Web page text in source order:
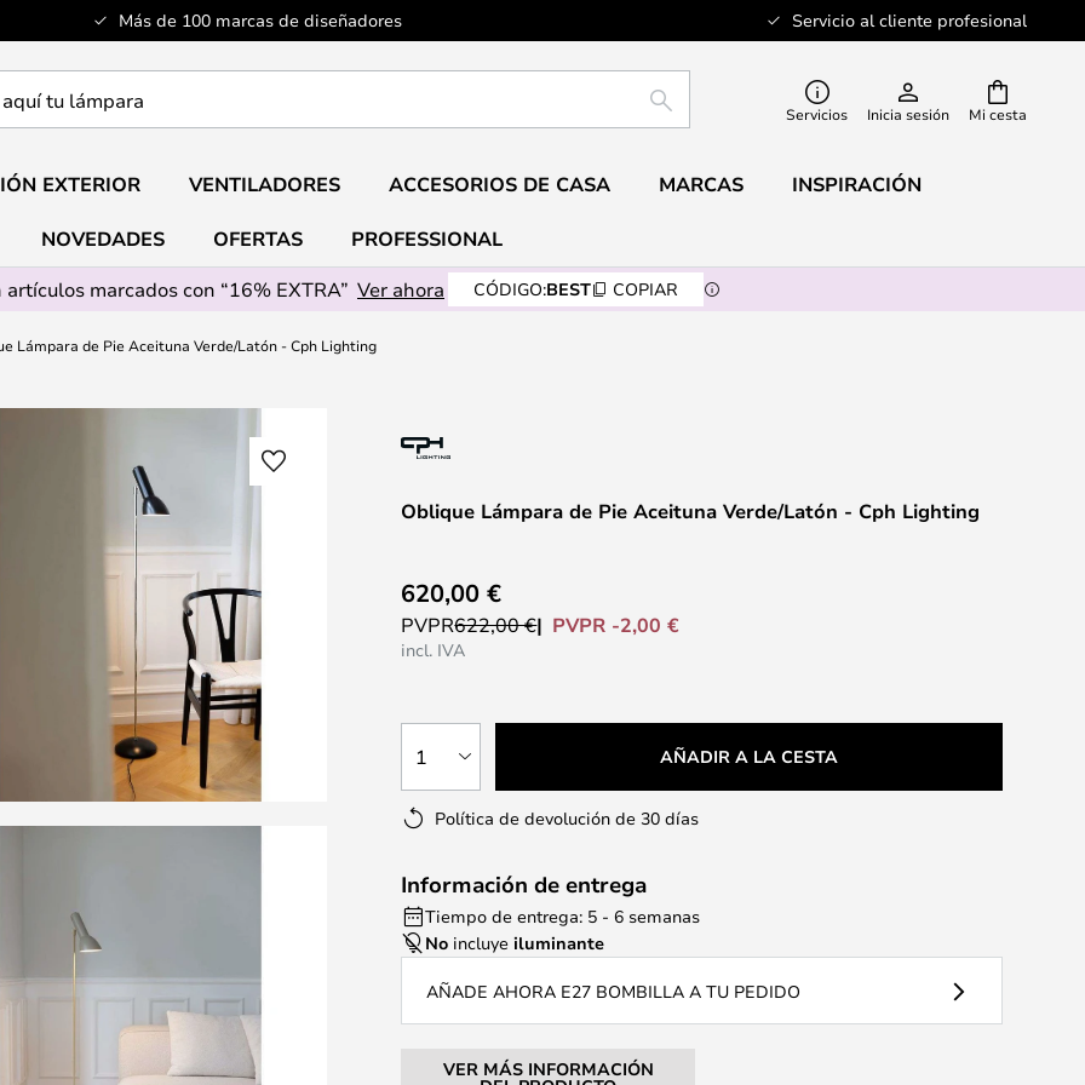
Más de 100 marcas de diseñadores Servicio al cliente profesional
Mi cesta
BUSCAR Servicios Inicia sesión
EXTERIOR VENTILADORES ACCESORIOS DE CASA MARCAS INSPIRACIÓN
NOVEDADES OFERTAS
PROFESSIONAL
artículos marcados con “16% EXTRA” Ver ahora CÓDIGO:BEST COPIAR
Lámpara de Pie Aceituna Verde/Latón - Cph Lighting
Oblique Lámpara de Pie Aceituna Verde/Latón - Cph Lighting
620,00 €
PVPR622,00 € PVPR -2,00 €
incl. IVA
1 AÑADIR A LA CESTA
Política de devolución de 30 días
Información de entrega
Tiempo de entrega: 5 - 6 semanas
No incluyeiluminante
AÑADE AHORA E27 BOMBILLA A TU PEDIDO
VER MÁS INFORMACIÓN